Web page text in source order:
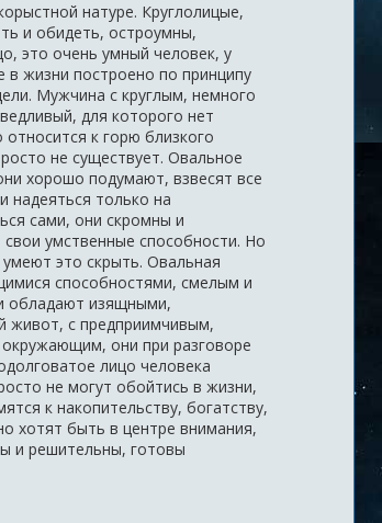
натуре. Круглолицые,
и обидеть, остроумны,
это очень умный человек, у
в жизни построено по принципу
Мужчина с круглым, немного
для которого нет
к горю близкого
не существует. Овальное
хорошо подумают, взвесят все
надеяться только на
сами, они скромны и
умственные способности. Но
это скрыть. Овальная
способностями, смелым и
обладают изящными,
живот, с предприимчивым,
они при разговоре
лицо человека
не могут обойтись в жизни,
к накопительству, богатству,
хотят быть в центре внимания,
и решительны, готовы